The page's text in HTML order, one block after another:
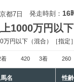
都7日 発走時刻： 16
1000万円以下
万円以下 （混合）［指定
着 420 3着 260
馬名 性齢